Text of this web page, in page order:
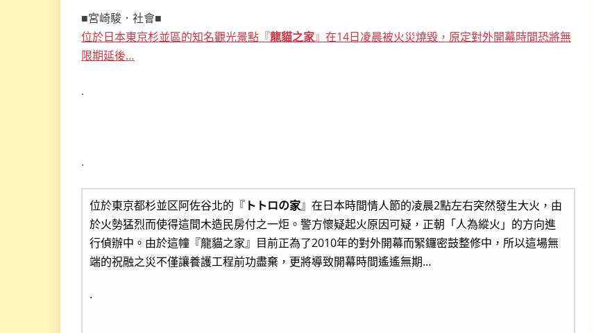
■宮崎駿．社會■
位於日本東京杉並區的知名觀光景點『龍貓之家』在14日凌晨被火災燒毀，原定對外開幕時間恐將無
限期延後…
.
.
位於東京都杉並区阿佐谷北的『 トトロの家』在日本時間情人節的凌晨2點左右突然發生大火，由
於火勢猛烈而使得這間木造民房付之一炬。警方懷疑起火原因可疑，正朝「人為縱火」的方向進
行偵辦中。由於這幢『龍貓之家』目前正為了2010年的對外開幕而緊鑼密鼓整修中，所以這場無
端的祝融之災不僅讓養護工程前功盡棄，更將導致開幕時間遙遙無期…
.